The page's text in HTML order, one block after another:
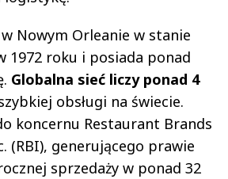
Nowym Orleanie w stanie
1972 roku i posiada ponad
Globalna sieć liczy ponad 4
obsługi na świecie.
koncernu Restaurant Brands
(RBI), generującego prawie
sprzedaży w ponad 32